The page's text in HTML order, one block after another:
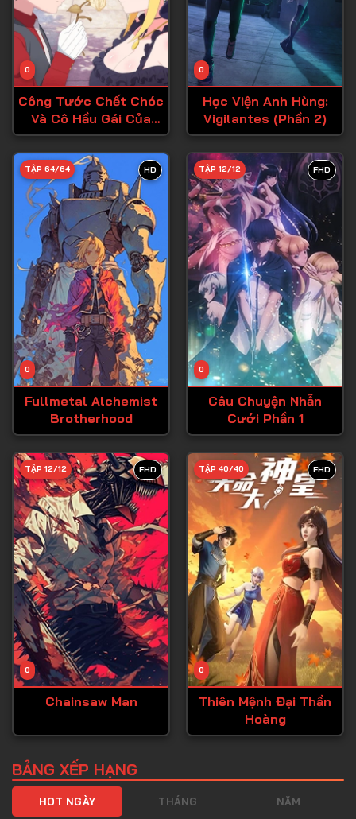
Tập 23
Tập 24
Tập 25
Tập 26
Tập 29
Tập 30
Tập 31
Tập 32
Tập 33
Tập 34
Tập 35
Tập 36
Tập 39
Tập 40
Tập 41
Tập 42
Tập 43
Tập 44
Tập 45
Tập 46
Tập 47
Tập 49
0
Công Tước Chết Chóc
Và Cô Hầu Gái Của
Cậu
0
Học Viện Anh Hùng:
Vigilantes (Phần 2)
HD
0
TẬP 64/64
Fullmetal Alchemist
Brotherhood
FHD
0
TẬP 12/12
Câu Chuyện Nhẫn
Cưới Phần 1
FHD
0
TẬP 12/12
Chainsaw Man
FHD
0
TẬP 40/40
Thiên Mệnh Đại Thần
Hoàng
BẢNG XẾP HẠNG
HOT NGÀY THÁNG NĂM